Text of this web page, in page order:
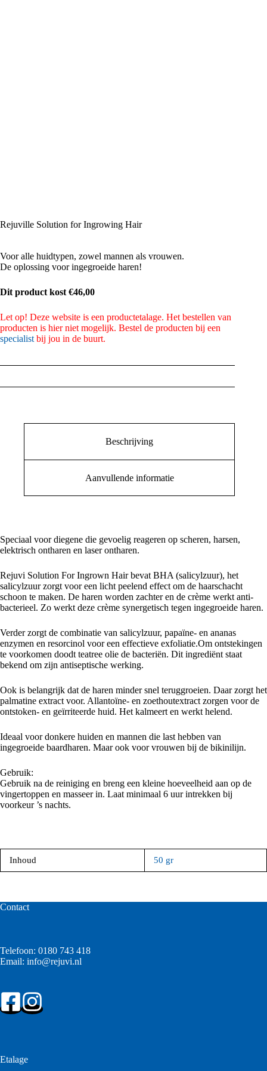
Rejuville Solution for Ingrowing Hair
Voor alle huidtypen, zowel mannen als vrouwen.
De oplossing voor ingegroeide haren!
Dit product kost €46,00
Let op! Deze website is een productetalage. Het bestellen van
producten is hier niet mogelijk. Bestel de producten bij een
specialist bij jou in de buurt.
Beschrijving
Aanvullende informatie
Speciaal voor diegene die gevoelig reageren op scheren, harsen,
elektrisch ontharen en laser ontharen.
Rejuvi Solution For Ingrown Hair bevat BHA (salicylzuur), het
salicylzuur zorgt voor een licht peelend effect om de haarschacht
schoon te maken. De haren worden zachter en de crème werkt anti-
bacterieel. Zo werkt deze crème synergetisch tegen ingegroeide haren.
Verder zorgt de combinatie van salicylzuur, papaïne- en ananas
enzymen en resorcinol voor een effectieve exfoliatie.Om ontstekingen
te voorkomen doodt teatree olie de bacteriën. Dit ingrediënt staat
bekend om zijn antiseptische werking.
Ook is belangrijk dat de haren minder snel teruggroeien. Daar zorgt het
palmatine extract voor. Allantoïne- en zoethoutextract zorgen voor de
ontstoken- en geïrriteerde huid. Het kalmeert en werkt helend.
Ideaal voor donkere huiden en mannen die last hebben van
ingegroeide baardharen. Maar ook voor vrouwen bij de bikinilijn.
Gebruik:
Gebruik na de reiniging en breng een kleine hoeveelheid aan op de
vingertoppen en masseer in. Laat minimaal 6 uur intrekken bij
voorkeur ’s nachts.
Inhoud 50 gr
Contact
Telefoon: 0180 743 418
Email: info@rejuvi.nl
Etalage